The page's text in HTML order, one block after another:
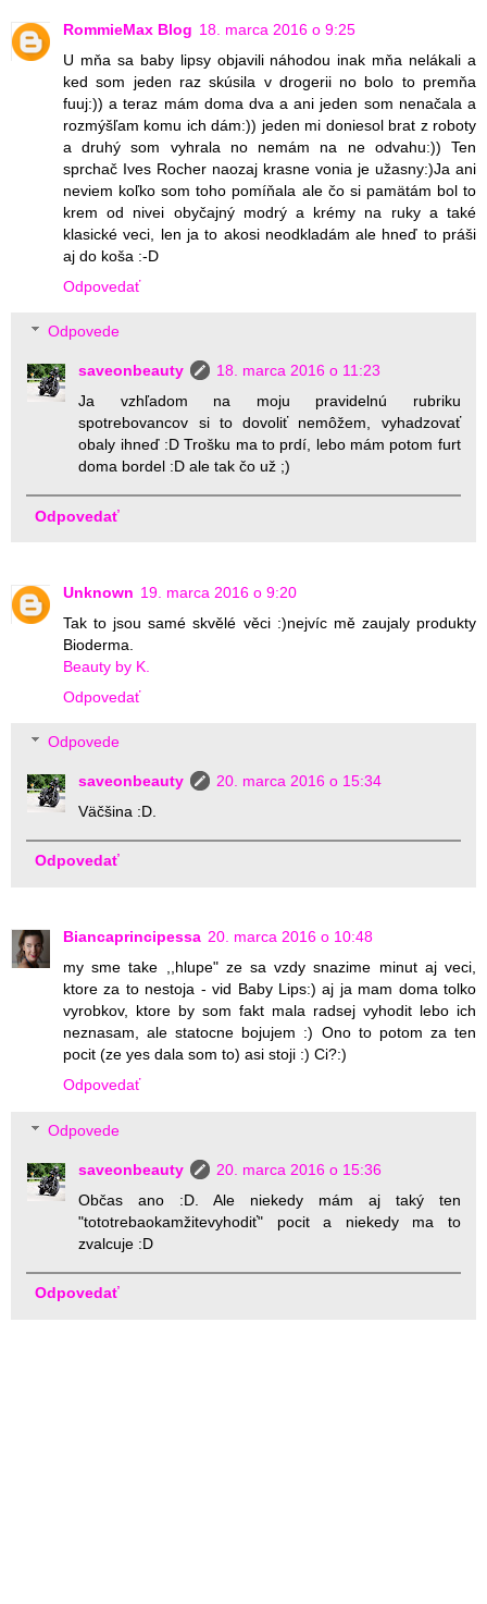
RommieMax Blog 18. marca 2016 o 9:25
U mňa sa baby lipsy objavili náhodou inak mňa nelákali a
ked som jeden raz skúsila v drogerii no bolo to premňa
fuuj:)) a teraz mám doma dva a ani jeden som nenačala a
rozmýšľam komu ich dám:)) jeden mi doniesol brat z roboty
a druhý som vyhrala no nemám na ne odvahu:)) Ten
sprchač Ives Rocher naozaj krasne vonia je užasny:)Ja ani
neviem koľko som toho pomíňala ale čo si pamätám bol to
krem od nivei obyčajný modrý a krémy na ruky a také
klasické veci, len ja to akosi neodkladám ale hneď to práši
aj do koša :-D
Odpovedať
Odpovede
saveonbeauty
18. marca 2016 o 11:23
Ja vzhľadom na moju pravidelnú rubriku
spotrebovancov si to dovoliť nemôžem, vyhadzovať
obaly ihneď :D Trošku ma to prdí, lebo mám potom furt
doma bordel :D ale tak čo už ;)
Odpovedať
Unknown 19. marca 2016 o 9:20
Tak to jsou samé skvělé věci :)nejvíc mě zaujaly produkty
Bioderma.
Beauty by K.
Odpovedať
Odpovede
saveonbeauty
20. marca 2016 o 15:34
Väčšina :D.
Odpovedať
Biancaprincipessa 20. marca 2016 o 10:48
my sme take ,,hlupe" ze sa vzdy snazime minut aj veci,
ktore za to nestoja - vid Baby Lips:) aj ja mam doma tolko
vyrobkov, ktore by som fakt mala radsej vyhodit lebo ich
neznasam, ale statocne bojujem :) Ono to potom za ten
pocit (ze yes dala som to) asi stoji :) Ci?:)
Odpovedať
Odpovede
saveonbeauty
20. marca 2016 o 15:36
Občas ano :D. Ale niekedy mám aj taký ten
"tototrebaokamžitevyhodiť" pocit a niekedy ma to
zvalcuje :D
Odpovedať